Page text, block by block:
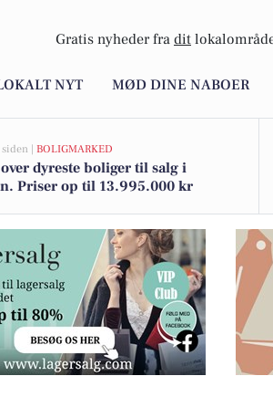
Gratis nyheder fra dit
NYT MØD DINE NABOER
| BOLIGMARKED
dyreste boliger til salg i
Priser op til 13.995.000 kr